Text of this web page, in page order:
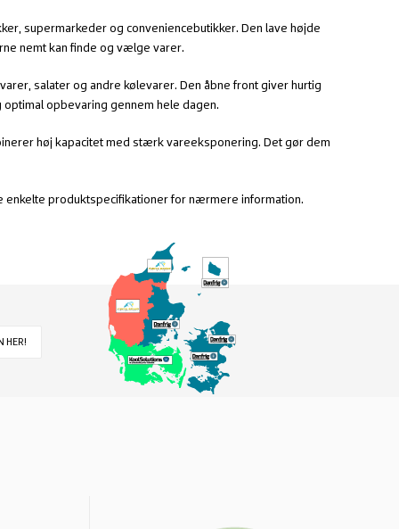
supermarkeder og conveniencebutikker. Den lave højde
nemt kan finde og vælge varer.
salater og andre kølevarer. Den åbne front giver hurtig
opbevaring gennem hele dagen.
høj kapacitet med stærk vareeksponering. Det gør dem
enkelte produktspecifikationer for nærmere information.
HER!